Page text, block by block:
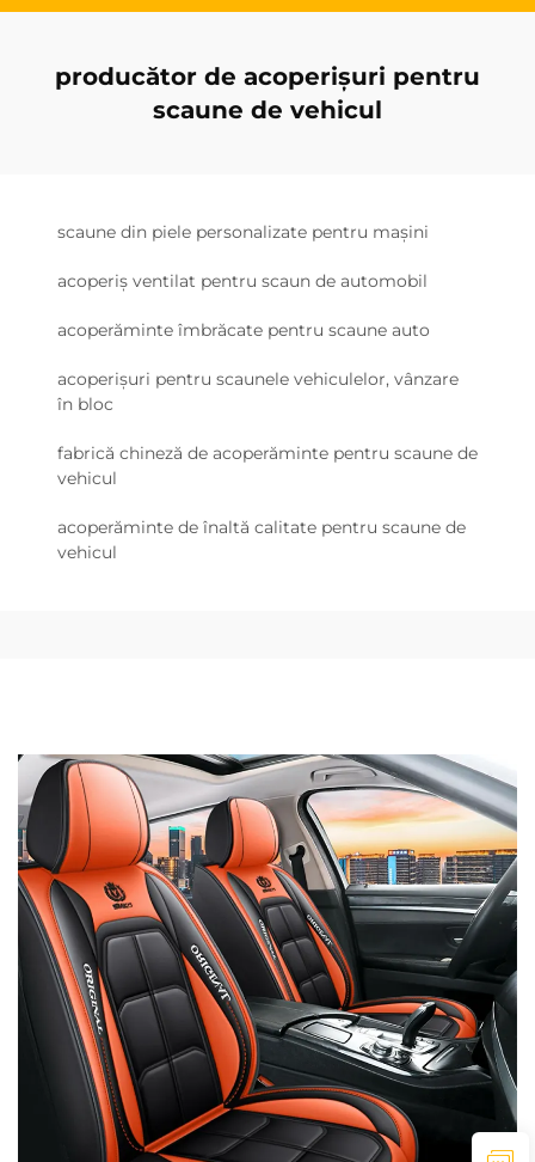
producător de acoperișuri pentru
scaune de vehicul
scaune din piele personalizate pentru mașini
acoperiș ventilat pentru scaun de automobil
acoperăminte îmbrăcate pentru scaune auto
acoperișuri pentru scaunele vehiculelor, vânzare
în bloc
fabrică chineză de acoperăminte pentru scaune de
vehicul
acoperăminte de înaltă calitate pentru scaune de
vehicul